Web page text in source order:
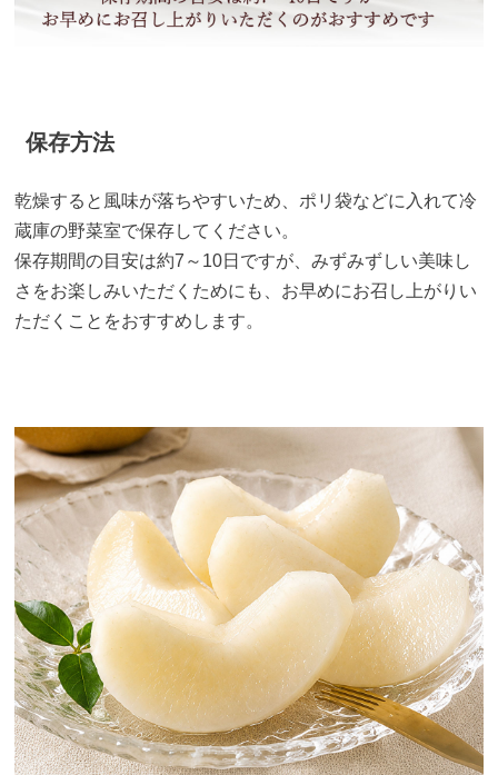
保存方法
乾燥すると風味が落ちやすいため、ポリ袋などに入れて冷
蔵庫の野菜室で保存してください。
保存期間の目安は約7～10日ですが、みずみずしい美味し
さをお楽しみいただくためにも、お早めにお召し上がりい
ただくことをおすすめします。